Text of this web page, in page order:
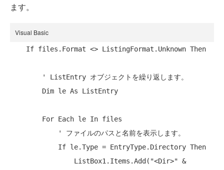
ます。
Visual Basic
If files.Format <> ListingFormat.Unknown Then
' ListEntry オブジェクトを繰り返します。
Dim le As ListEntry
For Each le In files
' ファイルのパスと名前を表示します。
If le.Type = EntryType.Directory Then
                ListBox1.Items.Add(
"<Dir>" &